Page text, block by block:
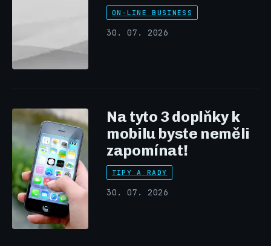
ON-LINE BUSINESS
30. 07. 2026
Na tyto 3 doplňky k
mobilu byste neměli
zapomínat!
TIPY A RADY
30. 07. 2026